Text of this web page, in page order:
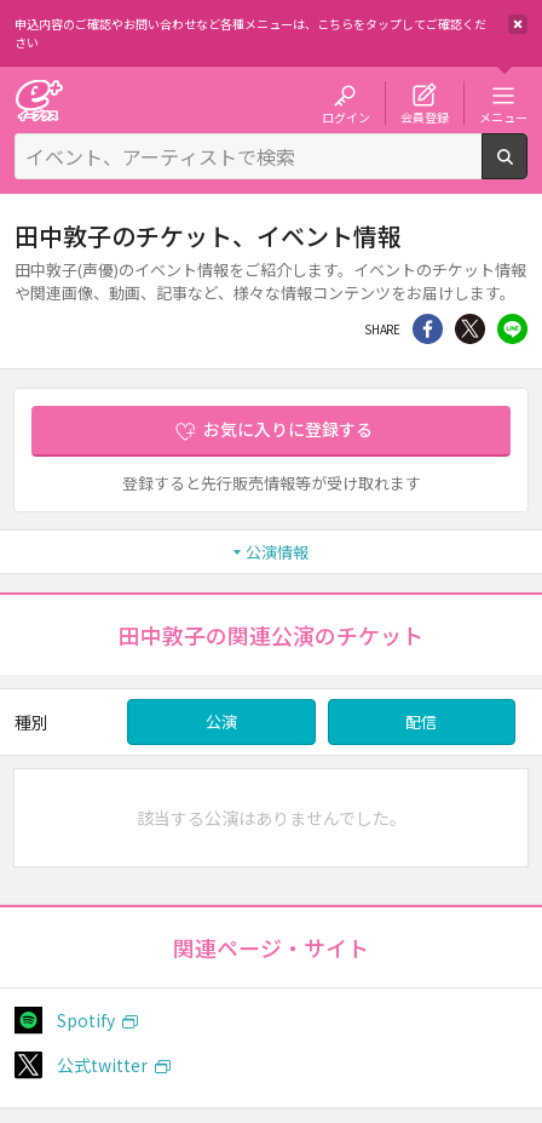
申込内容のご確認やお問い合わせなど各種メニューは、 こちらをタップしてご確認くだ
さい
ログイン 会員登録 メニュー
田中敦子のチケット、イベント情報
田中敦子(声優)のイベント情報をご紹介します。イベントのチケット情報
や関連画像、動画、記事など、様々な情報コンテンツをお届けします。
SHARE シェア Twitter
お気に入りに登録する
登録すると先行販売情報等が受け取れます
公演情報
田中敦子の関連公演のチケット
種別 公演 配信
該当する公演はありませんでした。
関連ページ・サイト
Spotify
公式twitter